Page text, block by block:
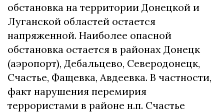
обстановка на территории Донецкой и
Луганской областей остается
напряженной. Наиболее опасной
обстановка остается в районах Донецк
(аэропорт), Дебальцево, Северодонецк,
Счастье, Фащевка, Авдеевка. В частности,
факт нарушения перемирия
террористами в районе н.п. Счастье